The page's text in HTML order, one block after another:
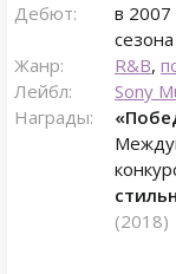
Дебют:
в 2007
Жанр:
R&B,
Лейбл:
Sony
Награды:
(2018)